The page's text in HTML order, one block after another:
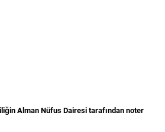
Alman Nüfus Dairesi tarafından noter